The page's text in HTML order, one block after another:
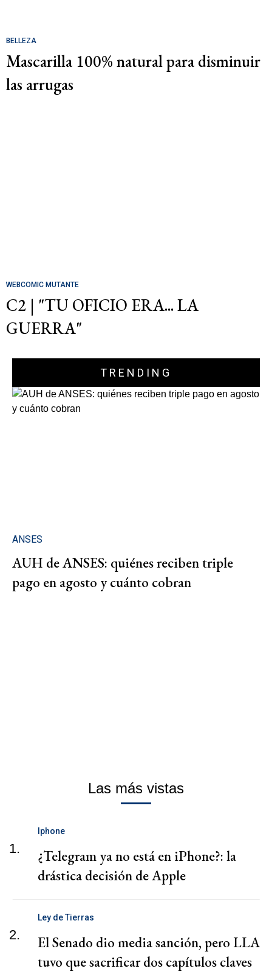
BELLEZA
Mascarilla 100% natural para disminuir
las arrugas
WEBCOMIC MUTANTE
C2 | "TU OFICIO ERA... LA
GUERRA"
TRENDING
ANSES
AUH de ANSES: quiénes reciben triple
pago en agosto y cuánto cobran
Las más vistas
1.
Iphone
¿Telegram ya no está en iPhone?: la
drástica decisión de Apple
2.
Ley de Tierras
El Senado dio media sanción, pero LLA
tuvo que sacrificar dos capítulos claves